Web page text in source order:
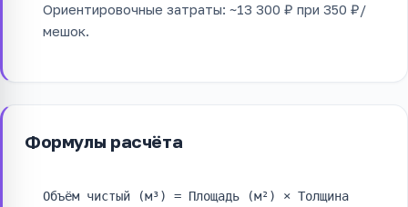
Ориентировочные затраты: ~13 300 ₽ при 350 ₽/
мешок.
Формулы расчёта
Объём чистый (м³) = Площадь (м²) × Толщина